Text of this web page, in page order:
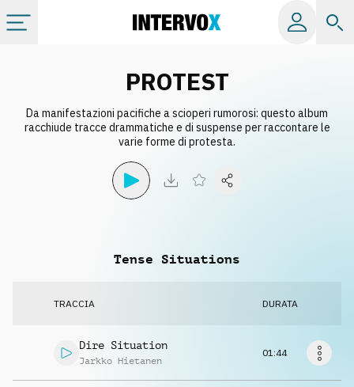
Album
Info
Richiedi musica
PROTEST
Da manifestazioni pacifiche a scioperi rumorosi: questo album
racchiude tracce drammatiche e di suspense per raccontare le
varie forme di protesta.
Tense Situations
TRACCIA DURATA
Dire Situation
Jarkko Hietanen
01:44